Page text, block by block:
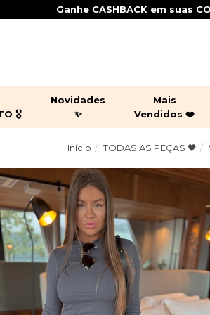
Ganhe CASHBACK em suas
🎖️
Novidades
✨
Mais
Vendidos ❤️
casacos
shorts
Início TODAS AS PEÇAS 🖤